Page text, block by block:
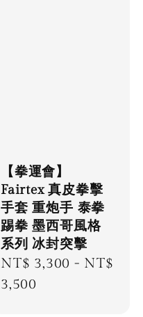
【拳運會】
Fairtex 真皮拳擊
手套 重炮手 泰拳
踢拳 墨西哥風格
系列 冰封突擊
Regular
price
NT$ 3,300 - NT$
3,500